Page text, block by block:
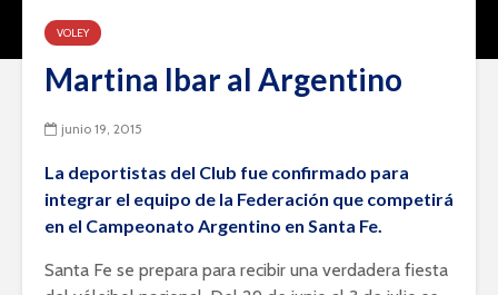
VOLEY
Martina Ibar al Argentino
junio 19, 2015
La deportistas del Club fue confirmado para
integrar el equipo de la Federación que competirá
en el Campeonato Argentino en Santa Fe.
Santa Fe se prepara para recibir una verdadera fiesta